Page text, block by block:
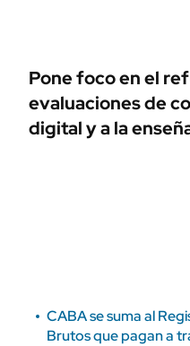
Pone foco en el
evaluaciones de
digital y a la
CABA se suma al
Brutos que pagan a